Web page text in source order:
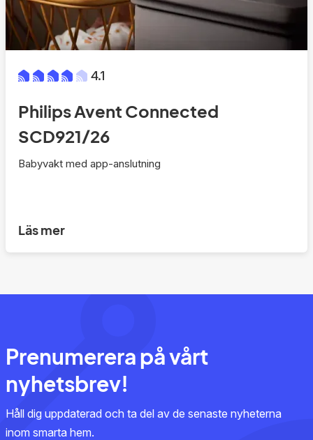
4.1
Philips Avent Connected
SCD921/26
Babyvakt med app-anslutning
Läs mer
Prenumerera på vårt
nyhetsbrev!
Håll dig uppdaterad och ta del av de senaste nyheterna
inom smarta hem.